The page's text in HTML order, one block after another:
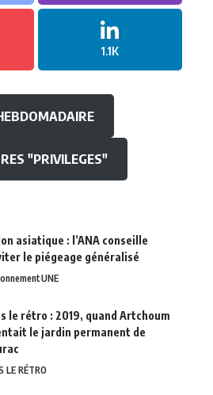
1.1K
"PRIVILEGES"
asiatique : l’ANA conseille
le piégeage généralisé
UNE
le rétro : 2019, quand Artchoum
le jardin permanent de
LE RÉTRO